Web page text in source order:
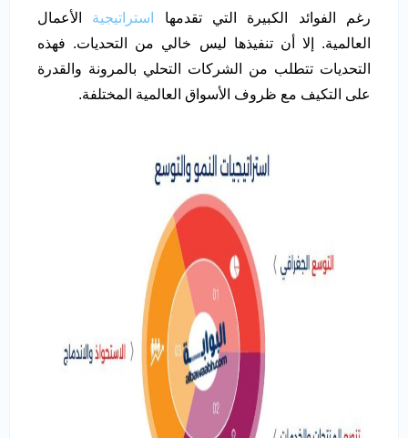
رغم الفوائد الكبيرة التي تقدمها استراتيجية الأعمال
العالمية. إلا أن تنفيذها ليس خالي من التحديات. فهذه
التحديات تتطلب من الشركات التحلي بالمرونة والقدرة
على التكيف مع ظروف الأسواق العالمية المختلفة.